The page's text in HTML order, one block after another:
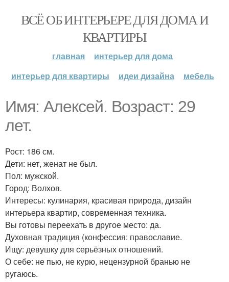
ВСЁ ОБ ИНТЕРЬЕРЕ ДЛЯ ДОМА И
КВАРТИРЫ
главная
интерьер для дома
интерьер для квартиры
идеи дизайна мебель
Имя: Алексей. Возраст: 29
лет.
Рост: 186 см.
Дети: нет, женат не был.
Пол: мужской.
Город: Волхов.
Интересы: кулинария, красивая природа, дизайн
интерьера квартир, современная техника.
Вы готовы переехать в другое место: да.
Духовная традиция (конфессия: православие.
Ищу: девушку для серьёзных отношений.
О себе: не пью, не курю, нецензурной бранью не
ругаюсь.